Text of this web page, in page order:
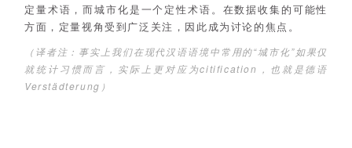
定量术语，而城市化是一个定性术语。在数据收集的可能性
方面，定量视角受到广泛关注，因此成为讨论的焦点。
（译者注：事实上我们在现代汉语语境中常用的“城市化”如果仅
就统计习惯而言，实际上更对应为citification，也就是德语
Verstädterung）